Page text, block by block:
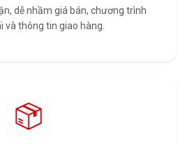
dễ nhầm giá bán, chương trình
và thông tin giao hàng.